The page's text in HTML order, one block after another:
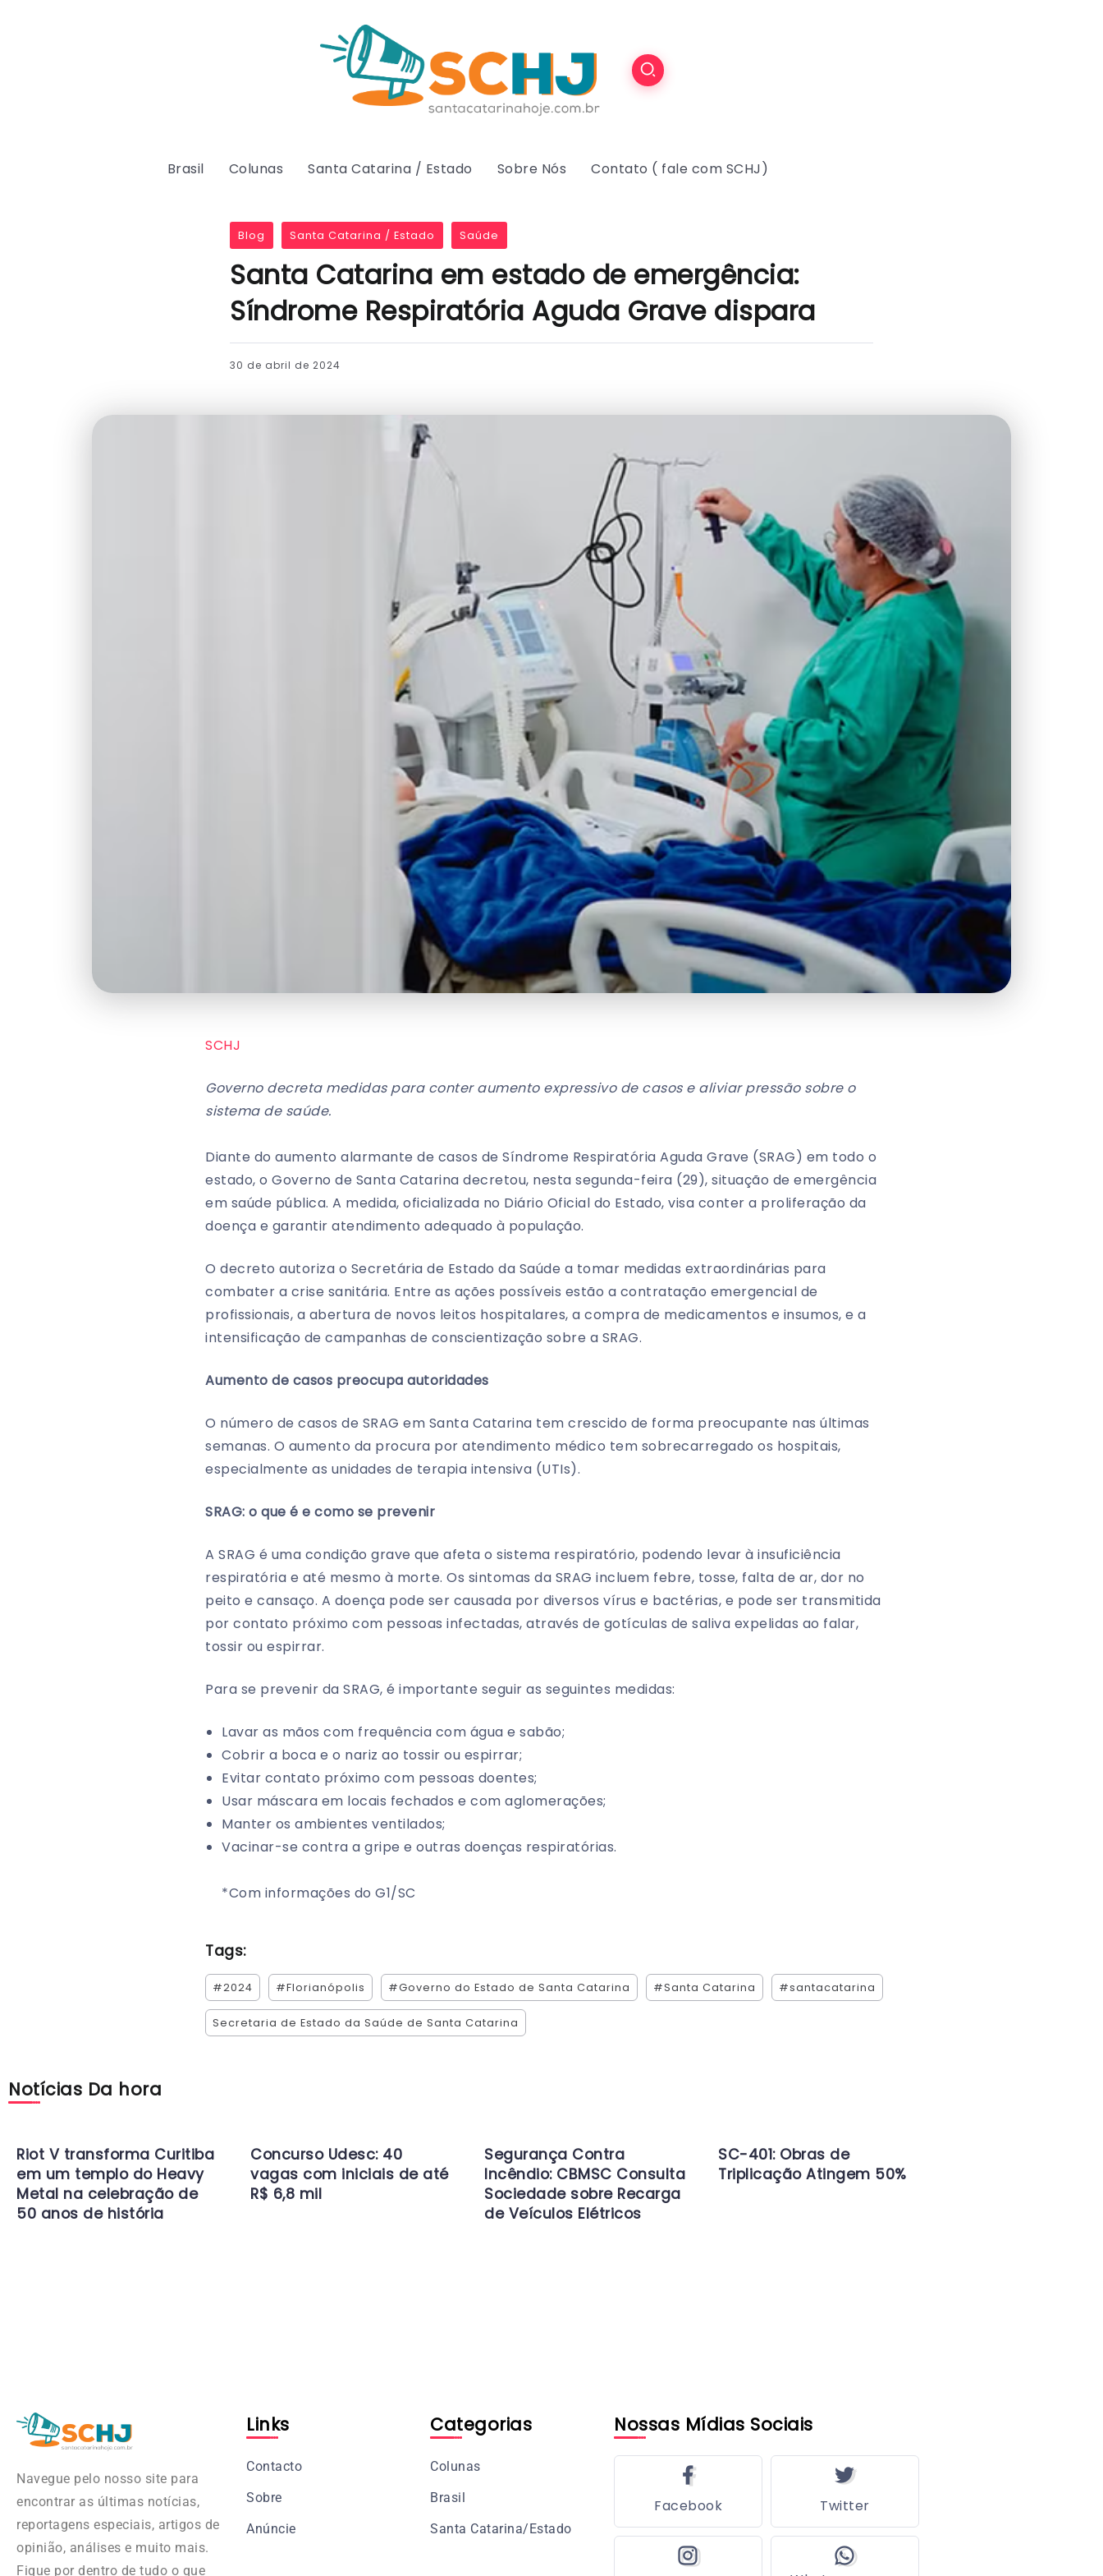
Brasil Colunas Santa Catarina / Estado Sobre Nós Contato ( fale com SCHJ)
Blog Santa Catarina / Estado Saúde
Santa Catarina em estado de emergência:
Síndrome Respiratória Aguda Grave dispara
30 de abril de 2024
SCHJ
Governo decreta medidas para conter aumento expressivo de casos e aliviar pressão sobre o
sistema de saúde.
Diante do aumento alarmante de casos de Síndrome Respiratória Aguda Grave (SRAG) em todo o
estado, o Governo de Santa Catarina decretou, nesta segunda-feira (29), situação de emergência
em saúde pública. A medida, oficializada no Diário Oficial do Estado, visa conter a proliferação da
doença e garantir atendimento adequado à população.
O decreto autoriza o Secretária de Estado da Saúde a tomar medidas extraordinárias para
combater a crise sanitária. Entre as ações possíveis estão a contratação emergencial de
profissionais, a abertura de novos leitos hospitalares, a compra de medicamentos e insumos, e a
intensificação de campanhas de conscientização sobre a SRAG.
Aumento de casos preocupa autoridades
O número de casos de SRAG em Santa Catarina tem crescido de forma preocupante nas últimas
semanas. O aumento da procura por atendimento médico tem sobrecarregado os hospitais,
especialmente as unidades de terapia intensiva (UTIs).
SRAG: o que é e como se prevenir
A SRAG é uma condição grave que afeta o sistema respiratório, podendo levar à insuficiência
respiratória e até mesmo à morte. Os sintomas da SRAG incluem febre, tosse, falta de ar, dor no
peito e cansaço. A doença pode ser causada por diversos vírus e bactérias, e pode ser transmitida
por contato próximo com pessoas infectadas, através de gotículas de saliva expelidas ao falar,
tossir ou espirrar.
Para se prevenir da SRAG, é importante seguir as seguintes medidas:
Lavar as mãos com frequência com água e sabão;
Cobrir a boca e o nariz ao tossir ou espirrar;
Evitar contato próximo com pessoas doentes;
Usar máscara em locais fechados e com aglomerações;
Manter os ambientes ventilados;
Vacinar-se contra a gripe e outras doenças respiratórias.
*Com informações do G1/SC
Tags:
#2024 #Florianópolis #Governo do Estado de Santa Catarina #Santa Catarina #santacatarina
Secretaria de Estado da Saúde de Santa Catarina
Notícias Da hora
Riot V transforma Curitiba
em um templo do Heavy
Metal na celebração de
50 anos de história
Concurso Udesc: 40
vagas com iniciais de até
R$ 6,8 mil
Segurança Contra
Incêndio: CBMSC Consulta
Sociedade sobre Recarga
de Veículos Elétricos
SC-401: Obras de
Triplicação Atingem 50%
Navegue pelo nosso site para
encontrar as últimas notícias,
reportagens especiais, artigos de
opinião, análises e muito mais.
Fique por dentro de tudo o que
Links
Contacto
Sobre
Anúncie
Categorias
Colunas
Brasil
Santa Catarina/Estado
Nossas Mídias Sociais
Facebook Twitter